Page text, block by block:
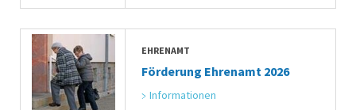
EHRENAMT
Förderung Ehrenamt 2026
Informationen